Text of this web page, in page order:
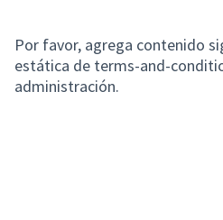
Por favor, agrega contenido
estática de terms-and-
administración.